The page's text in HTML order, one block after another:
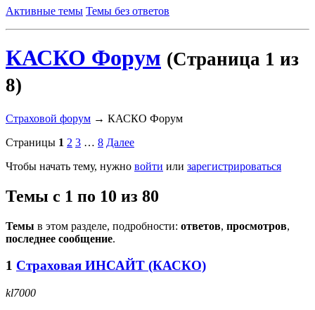
Активные темы Темы без ответов
КАСКО Форум (Страница 1 из
8)
Страховой форум → КАСКО Форум
Страницы 1 2 3 … 8 Далее
Чтобы начать тему, нужно войти или зарегистрироваться
Темы с 1 по 10 из 80
Темы в этом разделе, подробности: ответов, просмотров,
последнее сообщение.
1 Страховая ИНСАЙТ (КАСКО)
kl7000